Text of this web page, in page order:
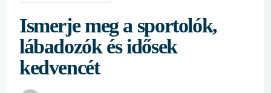
Ismerje meg a sportolók,
lábadozók és idősek
kedvencét